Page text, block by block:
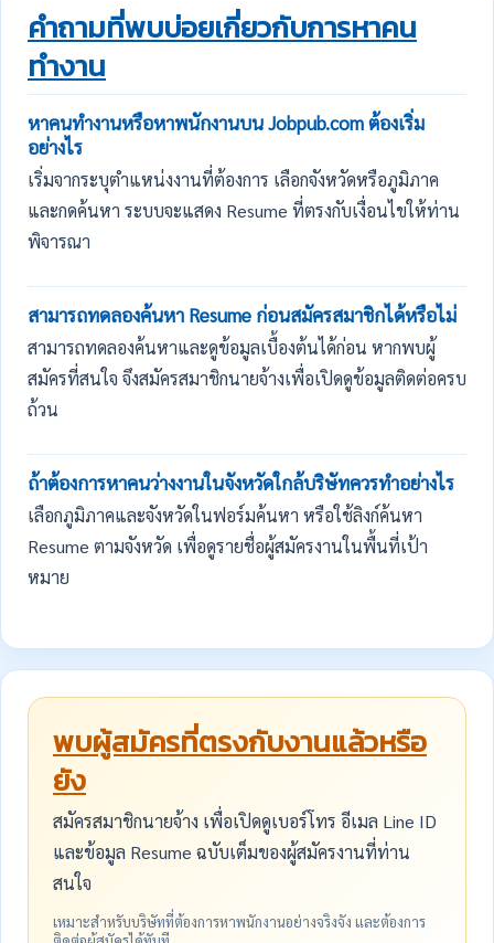
คำถามที่พบบ่อยเกี่ยวกับการหาคน
ทำงาน
หาคนทำงานหรือหาพนักงานบน Jobpub.com ต้องเริ่ม
อย่างไร
เริ่มจากระบุตำแหน่งงานที่ต้องการ เลือกจังหวัดหรือภูมิภาค
และกดค้นหา ระบบจะแสดง Resume ที่ตรงกับเงื่อนไขให้ท่าน
พิจารณา
สามารถทดลองค้นหา Resume ก่อนสมัครสมาชิกได้หรือไม่
สามารถทดลองค้นหาและดูข้อมูลเบื้องต้นได้ก่อน หากพบผู้
สมัครที่สนใจ จึงสมัครสมาชิกนายจ้างเพื่อเปิดดูข้อมูลติดต่อครบ
ถ้วน
ถ้าต้องการหาคนว่างงานในจังหวัดใกล้บริษัทควรทำอย่างไร
เลือกภูมิภาคและจังหวัดในฟอร์มค้นหา หรือใช้ลิงก์ค้นหา
Resume ตามจังหวัด เพื่อดูรายชื่อผู้สมัครงานในพื้นที่เป้า
หมาย
พบผู้สมัครที่ตรงกับงานแล้วหรือ
ยัง
สมัครสมาชิกนายจ้าง เพื่อเปิดดูเบอร์โทร อีเมล Line ID
และข้อมูล Resume ฉบับเต็มของผู้สมัครงานที่ท่าน
สนใจ
เหมาะสำหรับบริษัทที่ต้องการหาพนักงานอย่างจริงจัง และต้องการ